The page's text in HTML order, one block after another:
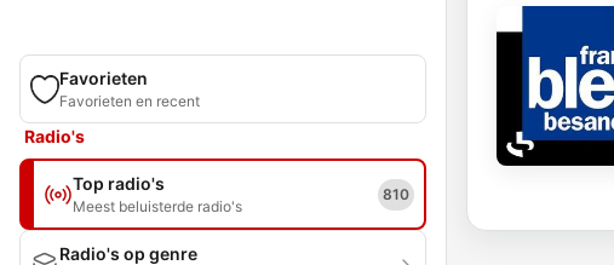
Favorieten
Favorieten en recent
Radio's
Top radio's
Meest beluisterde radio's
810
Radio's op genre